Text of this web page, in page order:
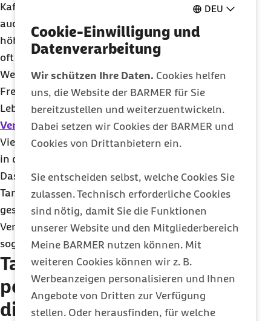
DEU
Cookie-Einwilligung und
Datenverarbeitung
Wir schützen Ihre Daten. Cookies helfen
uns, die Website der BARMER für Sie
bereitzustellen und weiterzuentwickeln.
Dabei setzen wir Cookies der BARMER und
Cookies von Drittanbietern ein.
Sie entscheiden selbst, welche Cookies Sie
zulassen. Technisch erforderliche Cookies
sind nötig, damit Sie die Funktionen
unserer Website und den Mitgliederbereich
Meine BARMER nutzen können. Mit
weiteren Cookies können wir z. B.
Werbeanzeigen personalisieren und Ihnen
Angebote von Dritten zur Verfügung
stellen. Oder herausfinden, für welche
Kaffeeplausch wird gerne genutzt, sodass viele
auch neue Bekannte und Freunde finden. Ab einem
höheren Alter ist dies besonders wichtig, da sich
oft das private Umfeld, beispielsweise durch den
Wegzug der erwachsenen Kinder,Todesfälleim
Freundeskreis oder den Verlust des
Lebenspartners, stark verändert und die
Vereinsamungzunimmt.
Viele unserer neuen Kunden und Kundinnen reden
in den ersten Wochen sehr viel über ihre Verluste.
Das ändert sich aber schnell zum Positiven, denn
Tanzschulen bieten ein neues interessantes
gesellschaftliches Umfeld, traditionelle
Veranstaltungen, neue Bekannte und Freunde oder
sogar Partner oder Partnerinnen.
Tanzen hat nachweislich
positive Auswirkungen auf
die Gesundheit. Wie